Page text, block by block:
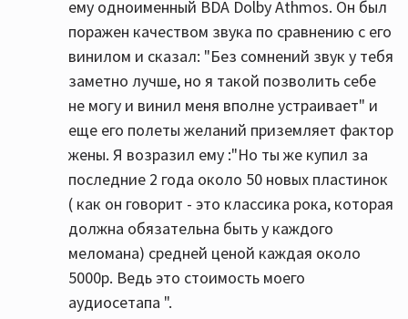
ему одноименный BDA Dolby Athmos. Он был
поражен качеством звука по сравнению с его
винилом и сказал: "Без сомнений звук у тебя
заметно лучше, но я такой позволить себе
не могу и винил меня вполне устраивает" и
еще его полеты желаний приземляет фактор
жены. Я возразил ему :"Но ты же купил за
последние 2 года около 50 новых пластинок
( как он говорит - это классика рока, которая
должна обязательна быть у каждого
меломана) средней ценой каждая около
5000р. Ведь это стоимость моего
аудиосетапа ".